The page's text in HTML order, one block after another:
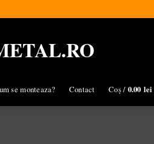
se monteaza? Contact Coș / 0.00 lei